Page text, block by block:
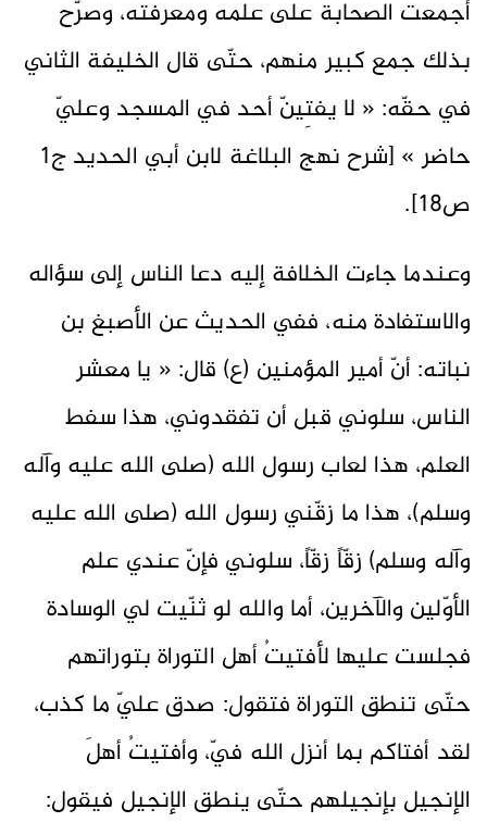
أجمعت الصحابة على علمه ومعرفته، وصرّح
بذلك جمع كبير منهم، حتّى قال الخليفة الثاني
في حقّه: « لا يفتِينّ أحد في المسجد وعليّ
حاضر » [شرح نهج البلاغة لابن أبي الحديد ج1
ص18].
وعندما جاءت الخلافة إليه دعا الناس إلى سؤاله
والاستفادة منه، ففي الحديث عن الأصبغ بن
نباته: أنّ أمير المؤمنين (ع) قال: « يا معشر
الناس، سلوني قبل أن تفقدوني، هذا سفط
العلم، هذا لعاب رسول الله (صلى الله عليه وآله
وسلم)، هذا ما زقّني رسول الله (صلى الله عليه
وآله وسلم) زقّاً زقّاً، سلوني فإنّ عندي علم
الأوّلين والآخرين، أما والله لو ثنّيت لي الوسادة
فجلست عليها لأفتيتُ أهل التوراة بتوراتهم
حتّى تنطق التوراة فتقول: صدق عليّ ما كذب،
لقد أفتاكم بما أنزل الله فيّ، وأفتيتُ أهلَ
الإنجيل بإنجيلهم حتّى ينطق الإنجيل فيقول: